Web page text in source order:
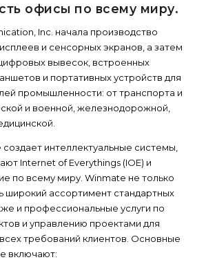
офисы по всему миру.
Inc. начала производство
и сенсорных экранов, а затем
вывесок, встроенных
и портативных устройств для
промышленности: от транспорта и
и военной, железнодорожной,
интеллектуальные системы,
Internet of Everythings (IOE) и
по всему миру. Winmate не только
широкий ассортимент стандартных
и профессиональные услуги по
и управлению проектами для
требований клиентов. Основные
включают: